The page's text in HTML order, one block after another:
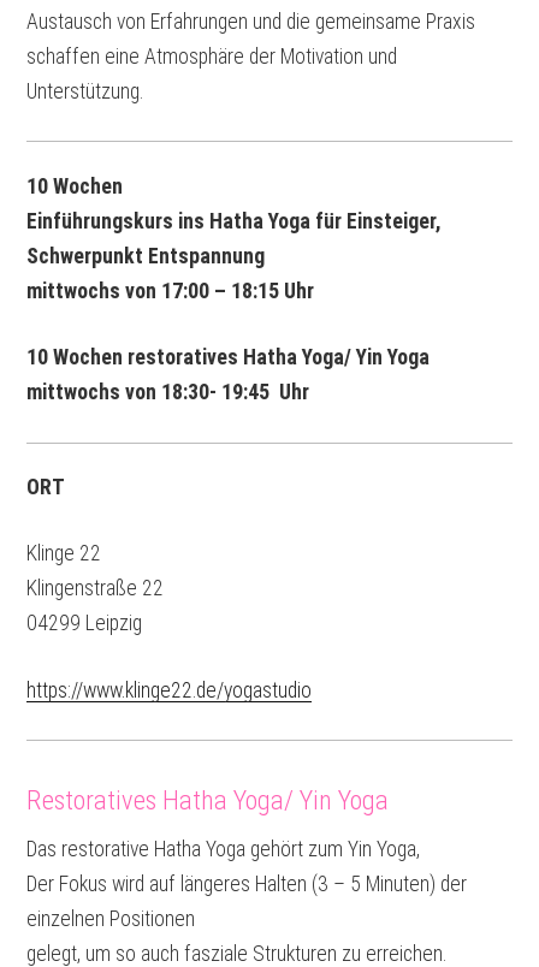
Austausch von Erfahrungen und die gemeinsame Praxis
schaffen eine Atmosphäre der Motivation und
Unterstützung.
10 Wochen
Einführungskurs ins Hatha Yoga für Einsteiger,
Schwerpunkt Entspannung
mittwochs von 17:00 – 18:15 Uhr
10 Wochen restoratives Hatha Yoga/ Yin Yoga
mittwochs von 18:30- 19:45 Uhr
ORT
Klinge 22
Klingenstraße 22
04299 Leipzig
https://www.klinge22.de/yogastudio
Restoratives Hatha Yoga/ Yin Yoga
Das restorative Hatha Yoga gehört zum Yin Yoga,
Der Fokus wird auf längeres Halten (3 – 5 Minuten) der
einzelnen Positionen
gelegt, um so auch fasziale Strukturen zu erreichen.